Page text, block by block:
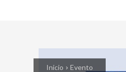
Inicio Evento